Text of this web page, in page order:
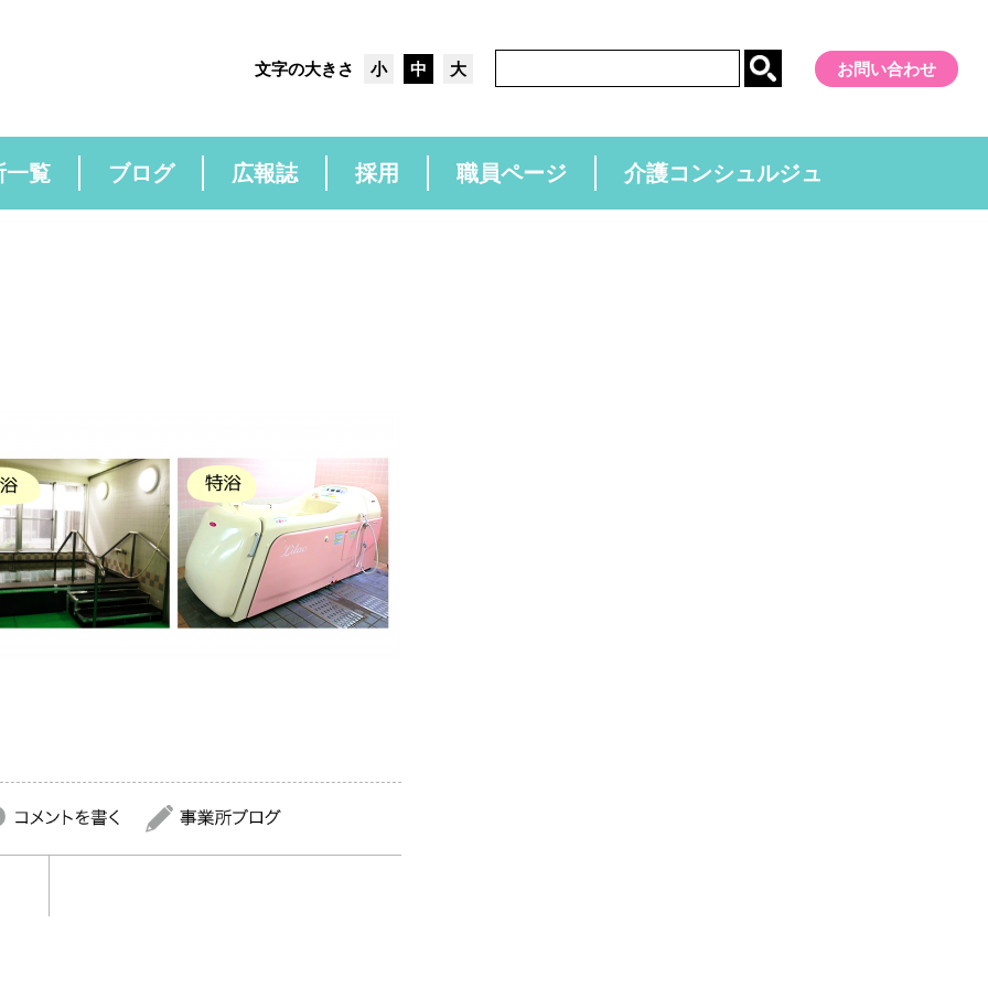
文字の大きさ 小 中 大 お問い合わせ
一覧 ブログ 広報誌 採用 職員ページ 介護コンシュルジュ